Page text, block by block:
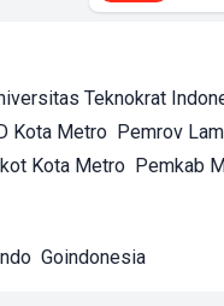
Teknokrat
Kota Metro Pemrov
Kota Metro Pemkab
Goindonesia